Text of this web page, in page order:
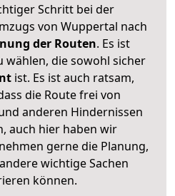
Schritt bei der
von Wuppertal nach
der Routen. Es ist
wählen, die sowohl sicher
ist. Es ist auch ratsam,
die Route frei von
anderen Hindernissen
auch hier haben wir
gerne die Planung,
wichtige Sachen
können.